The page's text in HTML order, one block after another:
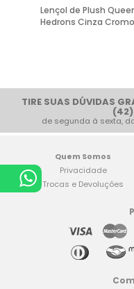
Lençol de Plush
Hedrons Cinza Cromo
TIRE SUAS DÚVIDAS
de segunda à sexta,
Quem Somos
Privacidade
Trocas e Devoluções